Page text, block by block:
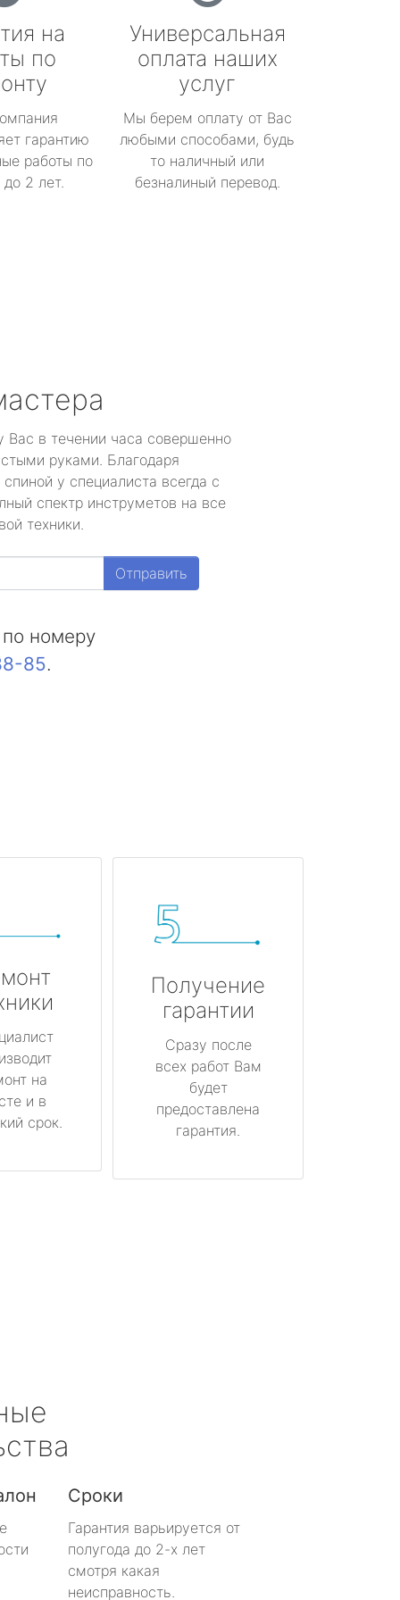
на
по
гарантию
работы по
2 лет.
Универсальная
оплата наших
услуг
Мы берем оплату от Вас
любыми способами, будь
то наличный или
безналиный перевод.
Вас в течении часа совершенно
руками. Благодаря
у специалиста всегда с
спектр инструметов на все
техники.
Отправить
номеру
85.
на
и в
срок.
Получение
гарантии
Сразу после
всех работ Вам
будет
предоставлена
гарантия.
Сроки
Гарантия варьируется от
полугода до 2-х лет
смотря какая
неисправность.